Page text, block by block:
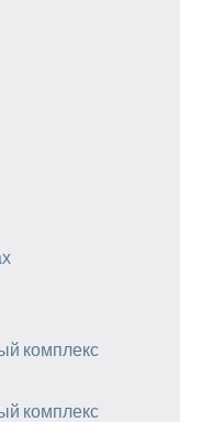
комплекс
комплекс